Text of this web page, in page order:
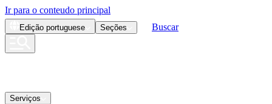
Ir para o conteudo principal
Edição portuguese Seções Buscar
Serviços